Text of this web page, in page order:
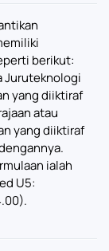
berikut:
Juruteknologi
yang diiktiraf
atau
yang diiktiraf
ialah
U5: